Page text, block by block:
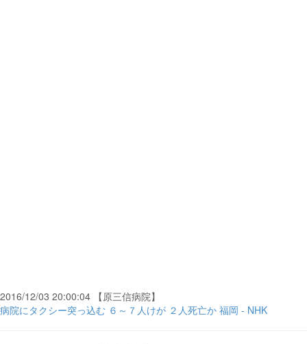
2016/12/03 20:00:04 【原三信病院】
病院にタクシー突っ込む ６～７人けが ２人死亡か 福岡 - NHK